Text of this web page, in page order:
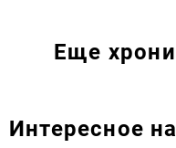
Еще
Интересное